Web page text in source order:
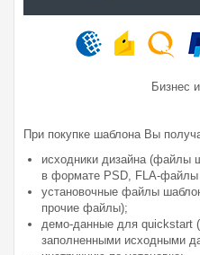
Бизнес
При покупке шаблона Вы
исходники дизайна
в формате PSD, FLA-файлы
установочные файлы
прочие файлы);
демо-данные для quickstart
заполненными исходными